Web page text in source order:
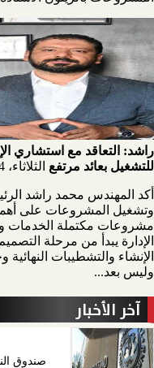
راشد: التعاقد مع استشاري
للتشغيل بعائد مرتفع الثلاثاء، 14 فبراير 2023
وتشغيل المشروعات على
مشروعات مكتملة الخدمات
الإدارة يبدأ من مرحلة
الإنشاء والتشطيبات
وليس بعد...
آخر الأخبار
صندوق